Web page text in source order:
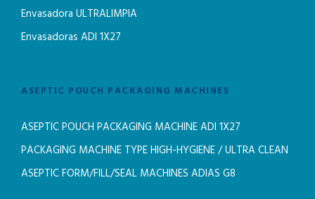
Envasadora ULTRALIMPIA
Envasadoras ADI 1X27
ASEPTIC POUCH PACKAGING MACHINES
ASEPTIC POUCH PACKAGING MACHINE ADI 1X27
PACKAGING MACHINE TYPE HIGH-HYGIENE / ULTRA CLEAN
ASEPTIC FORM/FILL/SEAL MACHINES ADIAS G8